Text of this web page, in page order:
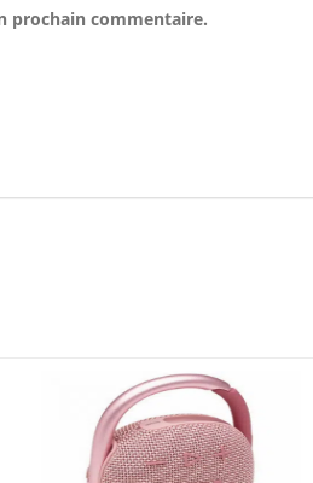
prochain commentaire.